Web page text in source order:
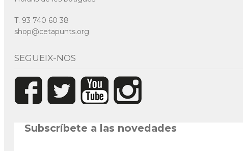
T. 93 740 60 38
shop@cetapunts.org
SEGUEIX-NOS
Subscríbete a las novedades